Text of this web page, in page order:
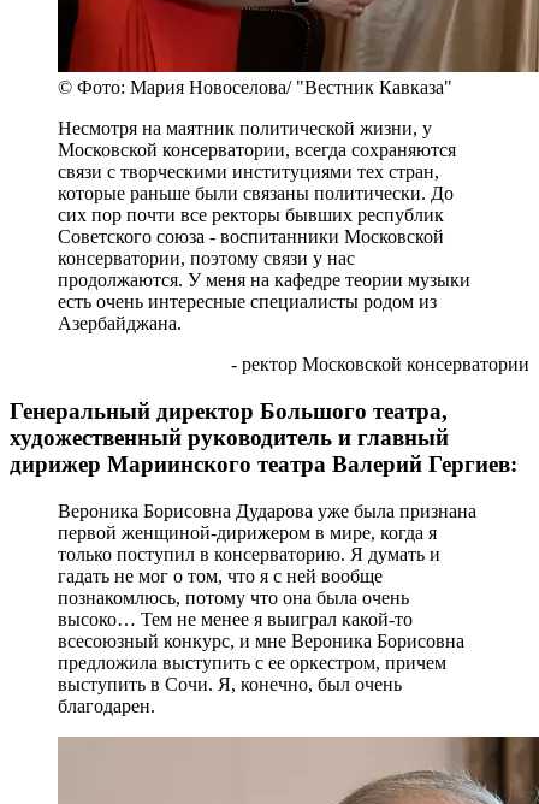
© Фото: Мария Новоселова/ "Вестник Кавказа"
Несмотря на маятник политической жизни, у
Московской консерватории, всегда сохраняются
связи с творческими институциями тех стран,
которые раньше были связаны политически. До
сих пор почти все ректоры бывших республик
Советского союза - воспитанники Московской
консерватории, поэтому связи у нас
продолжаются. У меня на кафедре теории музыки
есть очень интересные специалисты родом из
Азербайджана.
- ректор Московской консерватории
Генеральный директор Большого театра,
художественный руководитель и главный
дирижер Мариинского театра Валерий Гергиев:
Вероника Борисовна Дударова уже была признана
первой женщиной-дирижером в мире, когда я
только поступил в консерваторию. Я думать и
гадать не мог о том, что я с ней вообще
познакомлюсь, потому что она была очень
высоко… Тем не менее я выиграл какой-то
всесоюзный конкурс, и мне Вероника Борисовна
предложила выступить с ее оркестром, причем
выступить в Сочи. Я, конечно, был очень
благодарен.